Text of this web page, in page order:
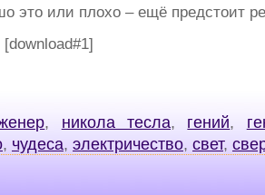
это или плохо – ещё предстоит
, никола тесла, гений,
, чудеса, электричество, свет,